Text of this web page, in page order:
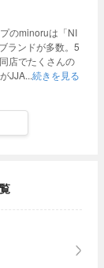
のminoruは「NI
ランドが多数。5
店でたくさんの
JJA 続きを見る